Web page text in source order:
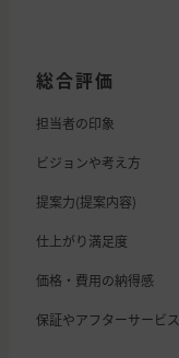
総合評価
担当者の印象
ビジョンや考え方
提案力(提案内容)
仕上がり満足度
価格・費用の納得感
保証やアフターサービス